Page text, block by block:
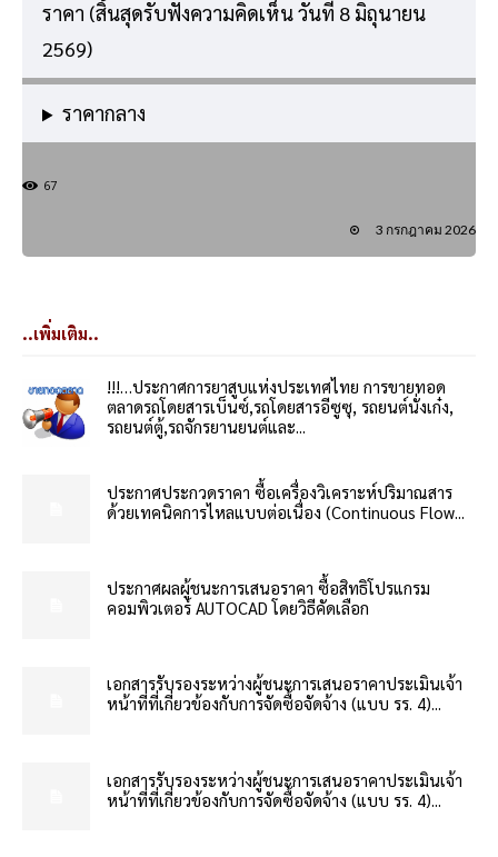
ราคา (สิ้นสุดรับฟังความคิดเห็น วันที่ 8 มิถุนายน
2569)
ราคากลาง
67
3 กรกฎาคม 2026
..เพิ่มเติม..
!!!…ประกาศการยาสูบแห่งประเทศไทย การขายทอด
ตลาดรถโดยสารเบ็นซ์,รถโดยสารอีซูซุ, รถยนต์นั่งเก๋ง,
รถยนต์ตู้,รถจักรยานยนต์และ...
ประกาศประกวดราคา ซื้อเครื่องวิเคราะห์ปริมาณสาร
ด้วยเทคนิคการไหลแบบต่อเนื่อง (Continuous Flow...
ประกาศผลผู้ชนะการเสนอราคา ซื้อสิทธิโปรแกรม
คอมพิวเตอร์ AUTOCAD โดยวิธีคัดเลือก
เอกสารรับรองระหว่างผู้ชนะการเสนอราคาประเมินเจ้า
หน้าที่ที่เกี่ยวข้องกับการจัดซื้อจัดจ้าง (แบบ รร. 4)...
เอกสารรับรองระหว่างผู้ชนะการเสนอราคาประเมินเจ้า
หน้าที่ที่เกี่ยวข้องกับการจัดซื้อจัดจ้าง (แบบ รร. 4)...